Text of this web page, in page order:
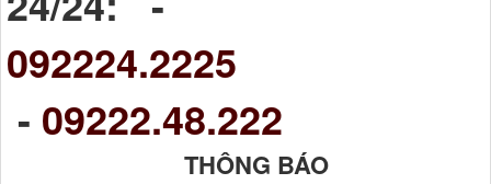
092224.2225
- 09222.48.222
THÔNG BÁO